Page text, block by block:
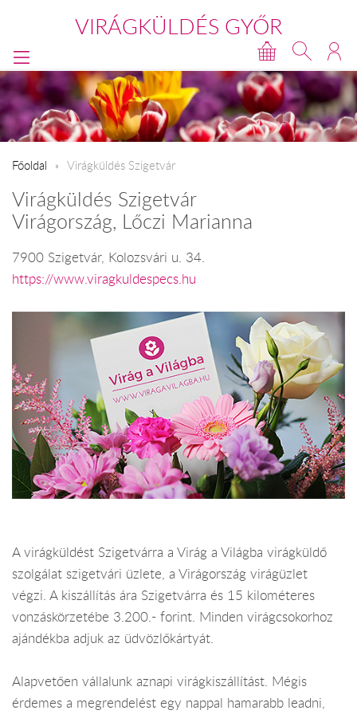
VIRÁGKÜLDÉS GYŐR
Főoldal Virágküldés Szigetvár
Virágküldés Szigetvár
Virágország, Lőczi Marianna
7900 Szigetvár, Kolozsvári u. 34.
https://www.viragkuldespecs.hu
A virágküldést Szigetvárra a Virág a Világba virágküldő
szolgálat szigetvári üzlete, a Virágország virágüzlet
végzi. A kiszállítás ára Szigetvárra és 15 kilométeres
vonzáskörzetébe 3.200.- forint. Minden virágcsokorhoz
ajándékba adjuk az üdvözlőkártyát.
Alapvetően vállalunk aznapi virágkiszállítást. Mégis
érdemes a megrendelést egy nappal hamarabb leadni,